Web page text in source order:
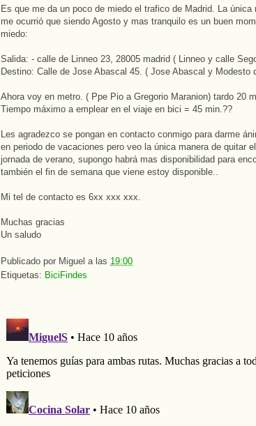
Es que me da un poco de miedo el trafico de Madrid. La
me ocurrió que siendo Agosto y mas tranquilo es un buen
miedo:
Salida: - calle de Linneo 23, 28005 madrid ( Linneo y calle
Destino: Calle de Jose Abascal 45. ( Jose Abascal y
Ahora voy en metro. ( Ppe Pio a Gregorio Maranion) tardo 20
Tiempo máximo a emplear en el viaje en bici = 45 min.??
Les agradezco se pongan en contacto conmigo para darme
en periodo de vacaciones pero veo la única manera de quitar
jornada de verano, supongo habrá mas disponibilidad para
también el fin de semana que viene estoy disponible..
Mi tel de contacto es 6xx xxx xxx.
Muchas gracias
Un saludo
Publicado por Miguel a las 19:00
Etiquetas: BiciFindes